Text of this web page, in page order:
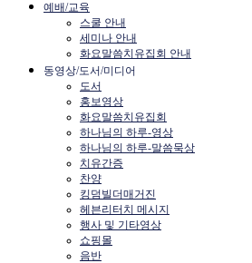
예배/교육
스쿨 안내
세미나 안내
화요말씀치유집회 안내
동영상/도서/미디어
도서
홍보영상
화요말씀치유집회
하나님의 하루-영상
하나님의 하루-말씀묵상
치유간증
찬양
킹덤빌더매거진
헤븐리터치 메시지
행사 및 기타영상
쇼핑몰
음반